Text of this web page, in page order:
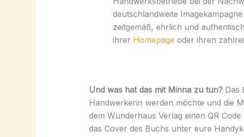
deutschlandweite
zeitgemäß, ehrlich und
ihrer Homepage oder ihren
Und was hat das mit Minna zu tun? Das
Handwerkerin werden möchte und die
dem Wunderhaus Verlag einen QR
das Cover des Buchs unter eure